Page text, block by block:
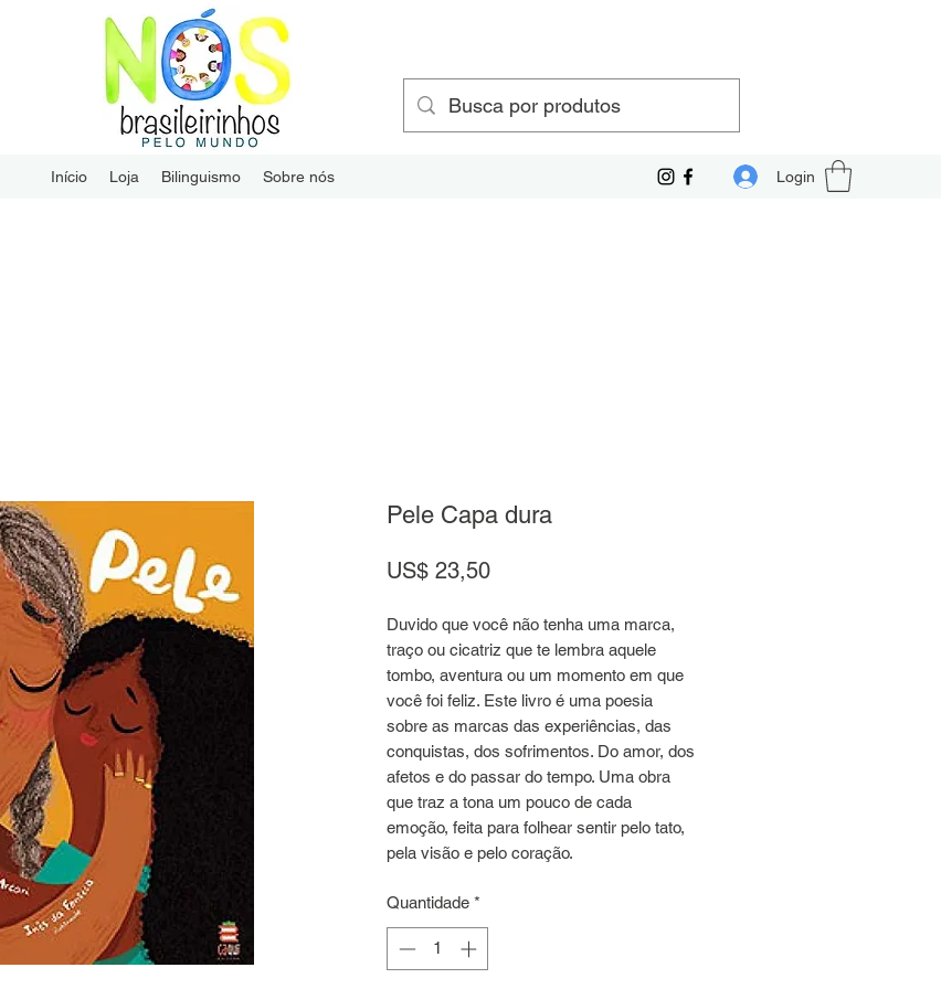
Início Loja Bilinguismo Sobre nós Login
Pele Capa dura
US$ 23,50Preço
Duvido que você não tenha uma marca,
traço ou cicatriz que te lembra aquele
tombo, aventura ou um momento em que
você foi feliz. Este livro é uma poesia
sobre as marcas das experiências, das
conquistas, dos sofrimentos. Do amor, dos
afetos e do passar do tempo. Uma obra
que traz a tona um pouco de cada
emoção, feita para folhear sentir pelo tato,
pela visão e pelo coração.
Quantidade *